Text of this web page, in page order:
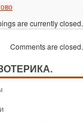
are currently closed.
Comments are closed.